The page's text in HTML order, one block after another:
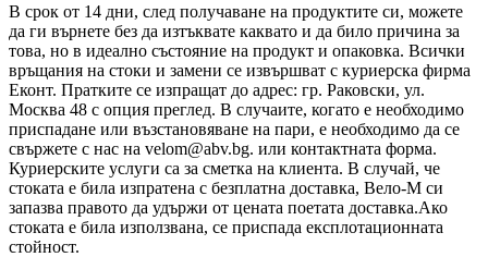
В срок от 14 дни, след получаване на продуктите си, можете
да ги върнете без да изтъквате каквато и да било причина за
това, но в идеално състояние на продукт и опаковка. Всички
връщания на стоки и замени се извършват с куриерска фирма
Еконт. Пратките се изпращат до адрес: гр. Раковски, ул.
Москва 48 с опция преглед. В случаите, когато е необходимо
приспадане или възстановяване на пари, е необходимо да се
свържете с нас на velom@abv.bg. или контактната форма.
Куриерските услуги са за сметка на клиента. В случай, че
стоката е била изпратена с безплатна доставка, Вело-М си
запазва правото да удържи от цената поетата доставка.Ако
стоката е била използвана, се приспада експлотационната
стойност.